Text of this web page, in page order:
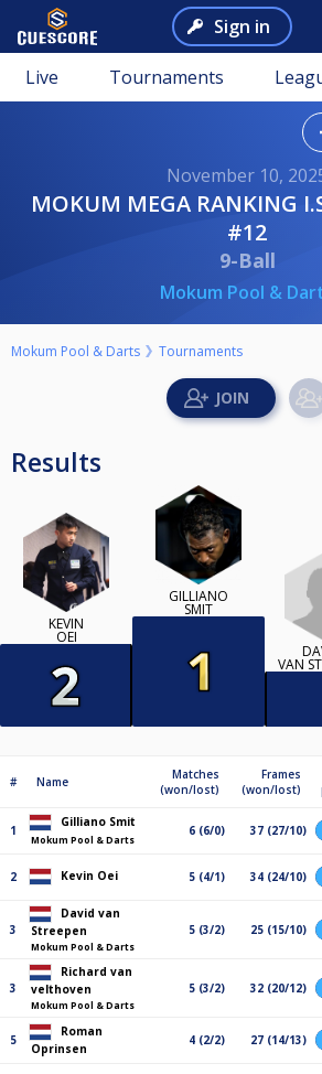
Sign in
Live Tournaments
November 10,
MOKUM MEGA RANKING I.S.M. BUFFALO
#12
9-Ball
Mokum Pool &
Mokum Pool & Darts Tournaments
Results
KEVIN
OEI
GILLIANO
SMIT
VAN
# Name
Matches
(won/lost)
Frames
(won/lost)
1
Gilliano Smit
Mokum Pool & Darts
6 (6/0) 37 (27/10)
2 Kevin Oei 5 (4/1) 34 (24/10)
3
David van
Streepen
Mokum Pool & Darts
5 (3/2) 25 (15/10)
3
Richard van
velthoven
Mokum Pool & Darts
5 (3/2) 32 (20/12)
5
Roman
Oprinsen
4 (2/2) 27 (14/13)